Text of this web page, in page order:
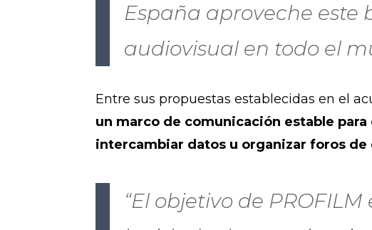
España aproveche
audiovisual en todo el
Entre sus propuestas establecidas en el
un marco de comunicación estable
intercambiar datos u organizar foros de
“El objetivo de